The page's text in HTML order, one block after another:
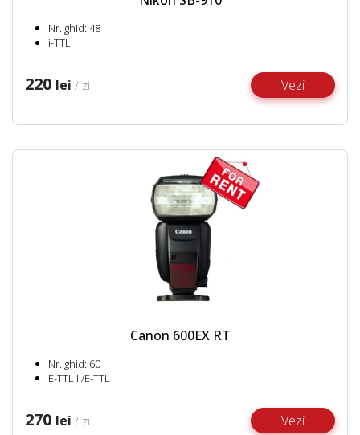
Nr. ghid: 48
i-TTL
220 lei / zi Vezi
Canon 600EX RT
Nr. ghid: 60
E-TTL II/E-TTL
270 lei / zi Vezi